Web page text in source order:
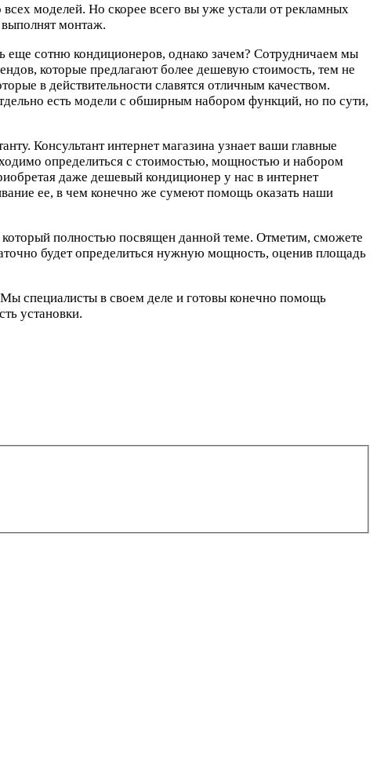
моделей. Но скорее всего вы уже устали от рекламных
выполнят монтаж.
еще сотню кондиционеров, однако зачем? Сотрудничаем мы
которые предлагают более дешевую стоимость, тем не
в действительности славятся отличным качеством.
есть модели с обширным набором функций, но по сути,
Консультант интернет магазина узнает ваши главные
определиться с стоимостью, мощностью и набором
даже дешевый кондиционер у нас в интернет
ее, в чем конечно же сумеют помощь оказать наши
полностью посвящен данной теме. Отметим, сможете
будет определиться нужную мощность, оценив площадь
специалисты в своем деле и готовы конечно помощь
установки.